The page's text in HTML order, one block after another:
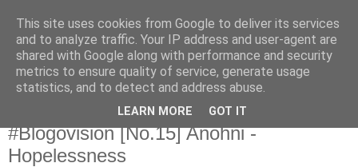
Άκου αυτό ♫
I listen to bands that don't even exist yet.
#Blogovision [No.15] Anohni -
Hopelessness
This site uses cookies from Google to deliver its services
and to analyze traffic. Your IP address and user-agent are
shared with Google along with performance and security
metrics to ensure quality of service, generate usage
statistics, and to detect and address abuse.
LEARN MORE GOT IT